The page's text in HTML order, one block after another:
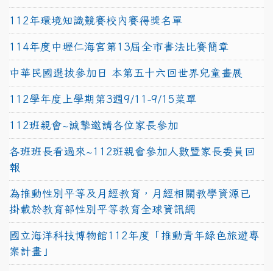
112年環境知識競賽校內賽得獎名單
114年度中壢仁海宮第13屆全市書法比賽簡章
中華民國選拔參加日 本第五十六回世界兒童畫展
112學年度上學期第3週9/11-9/15菜單
112班親會~誠摯邀請各位家長參加
各班班長看過來~112班親會參加人數暨家長委員回
報
為推動性別平等及月經教育，月經相關教學資源已
掛載於教育部性別平等教育全球資訊網
國立海洋科技博物館112年度「推動青年綠色旅遊專
案計畫」